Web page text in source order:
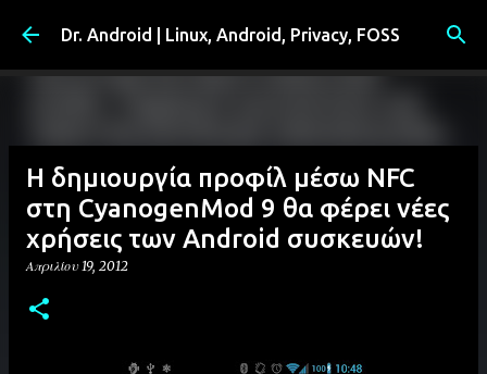
Μετάβαση στο κύριο περιεχόμενο
Dr. Android | Linux, Android, Privacy, FOSS
Η δημιουργία προφίλ μέσω NFC
στη CyanogenMod 9 θα φέρει νέες
χρήσεις των Android συσκευών!
Απριλίου 19, 2012